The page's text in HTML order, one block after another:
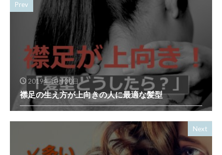
Prev
2019年10月30日
襟足の生え方が上向きの人に最適な髪型
Next